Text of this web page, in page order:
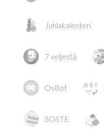
Juhlakalenteri
7 veljestä
OsBot
SOSTE